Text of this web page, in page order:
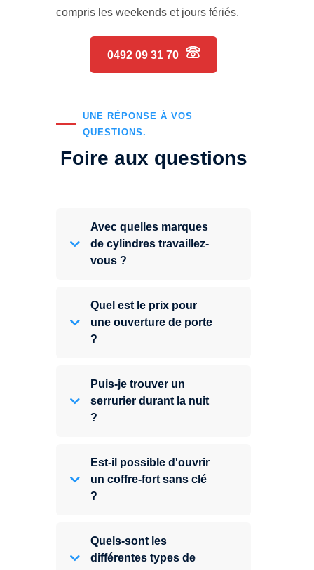
compris les weekends et jours fériés.
0492 09 31 70
UNE RÉPONSE À VOS
QUESTIONS.
Foire aux questions
Avec quelles marques
de cylindres travaillez-
vous ?
Quel est le prix pour
une ouverture de porte
?
Puis-je trouver un
serrurier durant la nuit
?
Est-il possible d'ouvrir
un coffre-fort sans clé
?
Quels-sont les
différentes types de